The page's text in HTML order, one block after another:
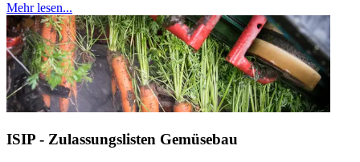
Mehr lesen...
ISIP - Zulassungslisten Gemüsebau